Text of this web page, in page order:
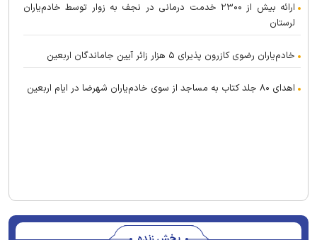
ارائه بیش از ۲۳۰۰ خدمت درمانی در نجف به زوار توسط خادم‌یاران
لرستان
خادم‌یاران رضوی کازرون پذیرای ۵ هزار زائر آیین جاماندگان اربعین
اهدای ۸۰ جلد کتاب به مساجد از سوی خادم‌یاران شهرضا در ایام اربعین